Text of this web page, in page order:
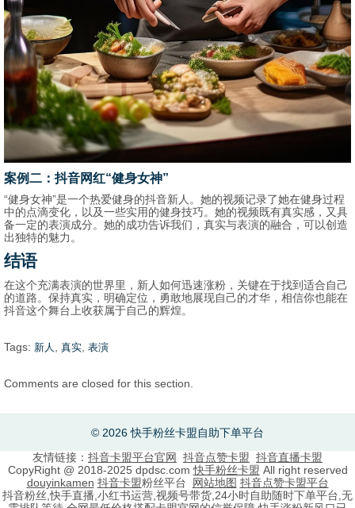
案例二：抖音网红“健身女神”
“健身女神”是一个热爱健身的抖音新人。她的视频记录了她在健身过程
中的点滴变化，以及一些实用的健身技巧。她的视频既有真实感，又具
备一定的表演成分。她的成功告诉我们，真实与表演的融合，可以创造
出独特的魅力。
结语
在这个充满表演的世界里，新人如何迅速涨粉，关键在于找到适合自己
的道路。保持真实，明确定位，勇敢地展现自己的才华，相信你也能在
抖音这个舞台上收获属于自己的辉煌。
Tags: 新人 真实 表演
Comments are closed for this section.
© 2026 快手粉丝卡盟自助下单平台
友情链接： 抖音卡盟平台官网 抖音点赞卡盟 抖音直播卡盟
CopyRight @ 2018-2025 dpdsc.com快手粉丝卡盟 All right reserved
douyinkamen 抖音卡盟粉丝平台 网站地图 抖音点赞卡盟平台
抖音粉丝,快手直播,小红书运营,视频号带货,24小时自助随时下单平台,无